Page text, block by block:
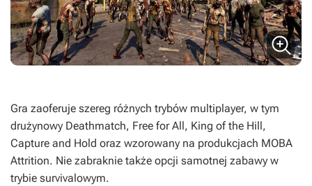
Gra zaoferuje szereg różnych trybów multiplayer, w tym
drużynowy Deathmatch, Free for All, King of the Hill,
Capture and Hold oraz wzorowany na produkcjach MOBA
Attrition. Nie zabraknie także opcji samotnej zabawy w
trybie survivalowym.